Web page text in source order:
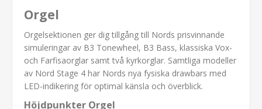
Orgel
Orgelsektionen ger dig tillgång till Nords prisvinnande
simuleringar av B3 Tonewheel, B3 Bass, klassiska Vox-
och Farfisaorglar samt två kyrkorglar. Samtliga modeller
av Nord Stage 4 har Nords nya fysiska drawbars med
LED-indikering för optimal känsla och överblick.
Höjdpunkter Orgel